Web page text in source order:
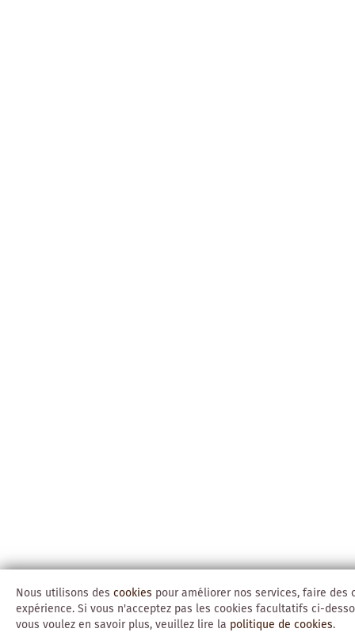
Nous utilisons des cookies pour améliorer nos services, faire
expérience. Si vous n'acceptez pas les cookies facultatifs ci-
vous voulez en savoir plus, veuillez lire la politique de cookies.